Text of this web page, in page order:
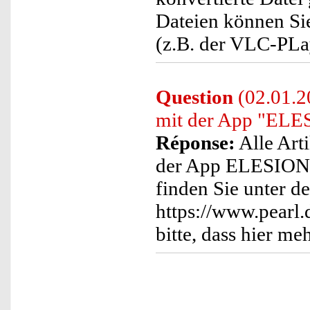
Dateien können
(z.B. der VLC-
Question
mit der App
Réponse: Alle
der App
finden Sie unter
https://
bitte, dass hier